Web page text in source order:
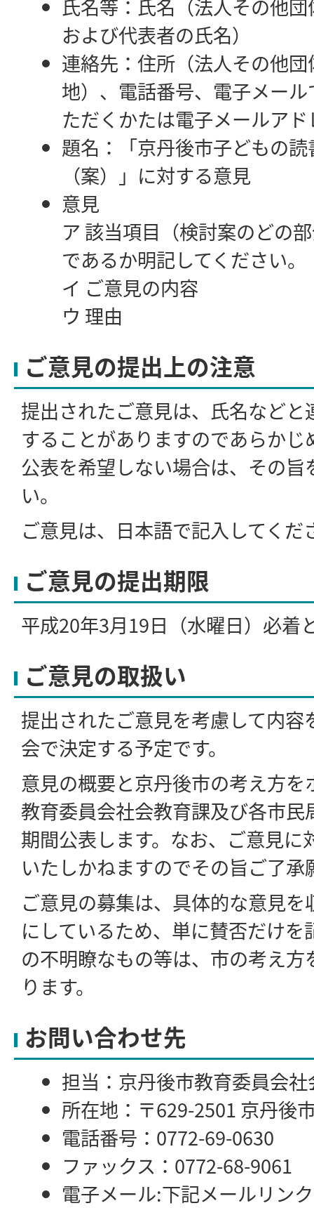
氏名等：氏名（法人その他
および代表者の氏名）
連絡先：住所（法人その他
地）、電話番号、電子メー
ただくかたは電子メールアド
題名：「京丹後市子どもの
（案）」に対する意見
意見
ア 該当項目（検討案のどの
であるか明記してください。
イ ご意見の内容
ウ 理由
ご意見の提出上の注意
提出されたご意見は、氏名などと
することがありますのであらか
公表を希望しない場合は、その旨
い。
ご意見は、日本語で記入してくだ
ご意見の提出期限
平成20年3月19日（水曜日）必着
ご意見の取扱い
提出されたご意見を考慮して内容
会で決定する予定です。
意見の概要と京丹後市の考え方を
教育委員会社会教育課及び各市
期間公表します。なお、ご意見に
いたしかねますのでその旨ご了承
ご意見の募集は、具体的な意見
にしているため、単に賛否だけ
の不明瞭なもの等は、市の考え
ります。
お問い合わせ先
担当：京丹後市教育委員会
所在地：〒629-2501 京丹後
電話番号：0772-69-0630
ファックス：0772-68-9061
電子メール:下記メールリン